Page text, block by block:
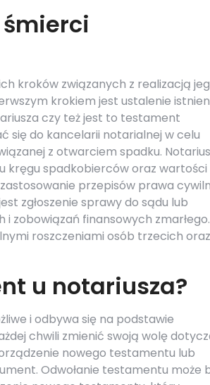
kroków związanych z realizacją
krokiem jest ustalenie
czy też jest to testament
się do kancelarii notarialnej w celu
z otwarciem spadku.
kręgu spadkobierców oraz wartości
przepisów prawa
zgłoszenie sprawy do sądu lub
zobowiązań finansowych zmarłego.
roszczeniami osób trzecich oraz
u notariusza?
i odbywa się na podstawie
chwili zmienić swoją wolę
nowego testamentu lub
Odwołanie testamentu może